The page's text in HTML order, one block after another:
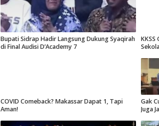
Bupati Sidrap Hadir Langsung Dukung Syaqirah
di Final Audisi D’Academy 7
KKSS
COVID Comeback? Makassar Dapat 1, Tapi
Aman!
Gak
Juga